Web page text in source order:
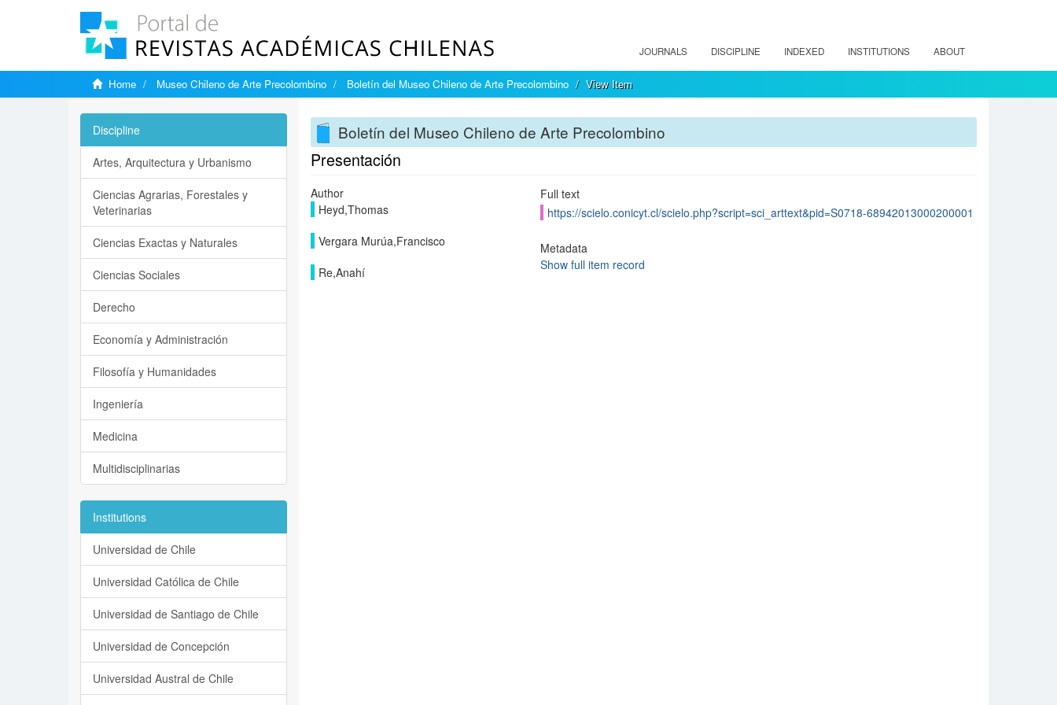
JOURNALS DISCIPLINE INDEXED INSTITUTIONS ABOUT
Home Museo Chileno de Arte Precolombino Boletín del Museo Chileno de Arte Precolombino View Item
Boletín del Museo Chileno de Arte Precolombino
Presentación
Author
Heyd,Thomas
Vergara Murúa,Francisco
Re,Anahí
Full text
https://scielo.conicyt.cl/scielo.php?script=sci_arttext&pid=S0718-68942013000200001
Metadata
Show full item record
Discipline
Artes, Arquitectura y Urbanismo
Ciencias Agrarias, Forestales y
Veterinarias
Ciencias Exactas y Naturales
Ciencias Sociales
Derecho
Economía y Administración
Filosofía y Humanidades
Ingeniería
Medicina
Multidisciplinarias
Institutions
Universidad de Chile
Universidad Católica de Chile
Universidad de Santiago de Chile
Universidad de Concepción
Universidad Austral de Chile